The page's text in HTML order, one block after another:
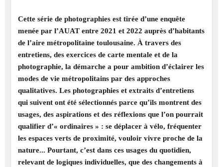
Cette série de photographies est tirée d’une enquête
menée par l’AUAT entre 2021 et 2022 auprès d’habitants
de l’aire métropolitaine toulousaine. À travers des
entretiens, des exercices de carte mentale et de la
photographie, la démarche a pour ambition d’éclairer les
modes de vie métropolitains par des approches
qualitatives. Les photographies et extraits d’entretiens
qui suivent ont été sélectionnés parce qu’ils montrent des
usages, des aspirations et des réflexions que l’on pourrait
qualifier d’« ordinaires » : se déplacer à vélo, fréquenter
les espaces verts de proximité, vouloir vivre proche de la
nature... Pourtant, c’est dans ces usages du quotidien,
relevant de logiques individuelles, que des changements à